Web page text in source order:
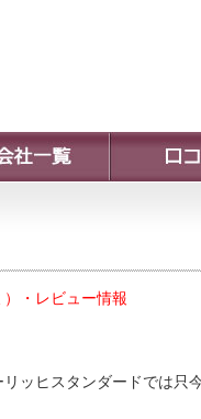
）・レビュー情報
ッヒスタンダードでは只